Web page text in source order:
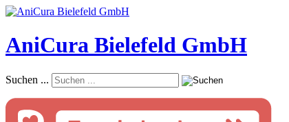
AniCura Bielefeld GmbH
Suchen ...